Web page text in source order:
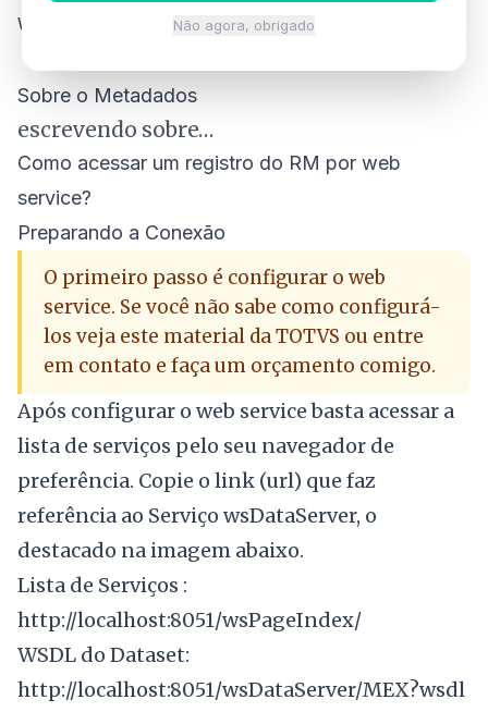
Willian Silva 27 de agosto de 2019·2 min de leitura
Sobre o Metadados
escrevendo sobre…
Como acessar um registro do RM por web
service?
Preparando a Conexão
O primeiro passo é configurar o web
service. Se você não sabe como configurá-
los veja este material da TOTVS ou entre
em contato e faça um orçamento comigo.
Após configurar o web service basta acessar a
lista de serviços pelo seu navegador de
preferência. Copie o link (url) que faz
referência ao Serviço wsDataServer, o
destacado na imagem abaixo.
Lista de Serviços :
http://localhost:8051/wsPageIndex/
WSDL do Dataset:
http://localhost:8051/wsDataServer/MEX?wsdl
Não agora, obrigado